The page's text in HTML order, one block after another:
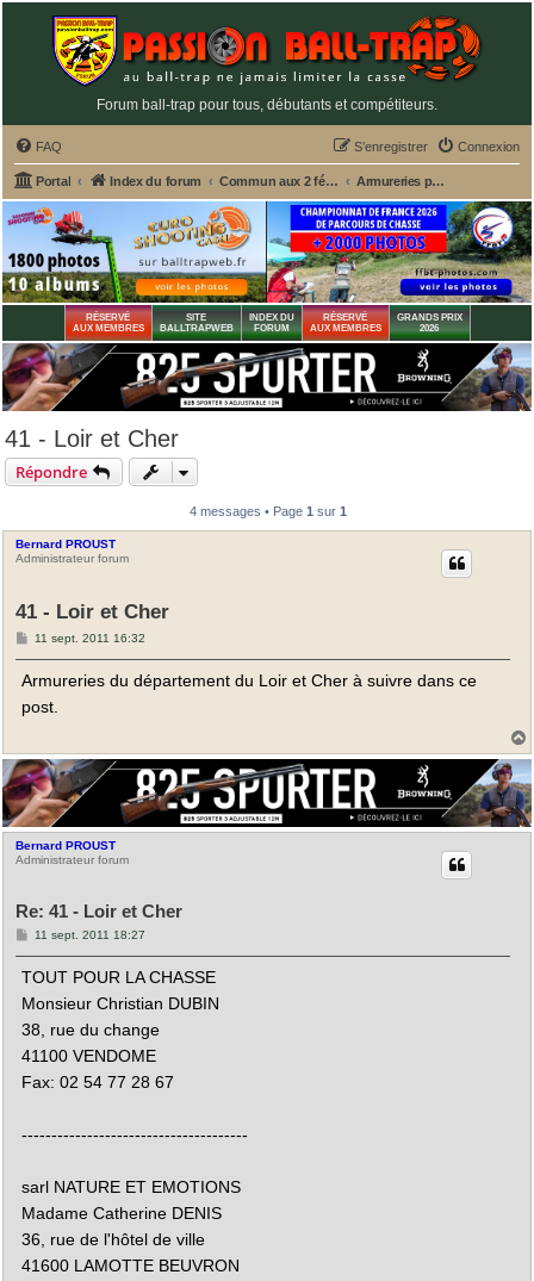
Forum ball-trap pour tous, débutants et compétiteurs.
FAQ Connexion
S’enregistrer
Portal Index du forum Commun aux 2 fédérations ball-trap FFBT et FFT Armureries pour le ball-trap en France
RÉSERVÉ
AUX MEMBRES
SITE
BALLTRAPWEB
INDEX DU
FORUM
RÉSERVÉ
AUX MEMBRES
GRANDS PRIX
2026
41 - Loir et Cher
Répondre
4 messages • Page 1 sur 1
Bernard PROUST
Administrateur forum
41 - Loir et Cher
M
s
g
11 sept. 2011 16:32
Armureries du département du Loir et Cher à suivre dans ce
post.
t
Bernard PROUST
Administrateur forum
Re: 41 - Loir et Cher
M
s
g
11 sept. 2011 18:27
TOUT POUR LA CHASSE
Monsieur Christian DUBIN
38, rue du change
41100 VENDOME
Fax: 02 54 77 28 67
--------------------------------------
sarl NATURE ET EMOTIONS
Madame Catherine DENIS
36, rue de l'hôtel de ville
41600 LAMOTTE BEUVRON